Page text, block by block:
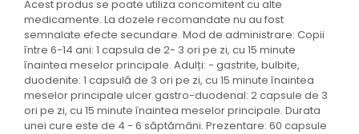
Acest produs se poate utiliza concomitent cu alte
medicamente. La dozele recomandate nu au fost
semnalate efecte secundare. Mod de administrare: Copii
între 6-14 ani: 1 capsula de 2- 3 ori pe zi, cu 15 minute
înaintea meselor principale. Adulți: - gastrite, bulbite,
duodenite: 1 capsulă de 3 ori pe zi, cu 15 minute înaintea
meselor principale ulcer gastro-duodenal: 2 capsule de 3
ori pe zi, cu 15 minute înaintea meselor principale. Durata
unei cure este de 4 - 6 săptămâni. Prezentare: 60 capsule